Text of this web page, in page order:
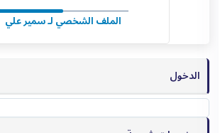
الملف الشخصي لـ سمير علي
الدخول